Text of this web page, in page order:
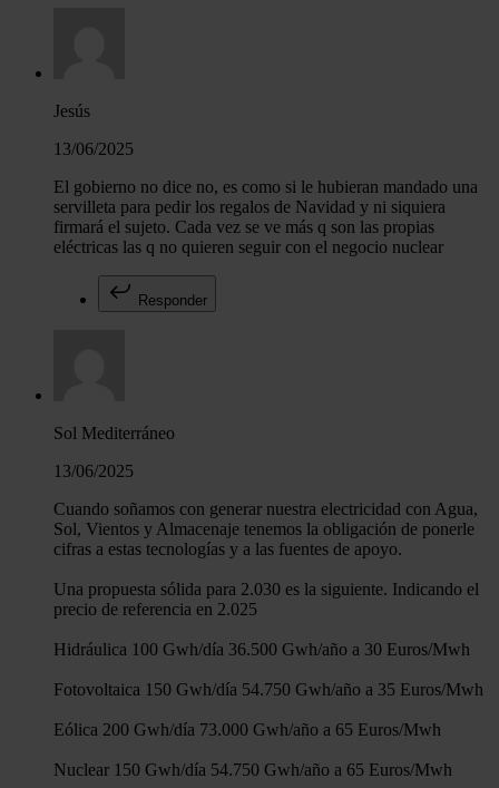
Jesús
13/06/2025
El gobierno no dice no, es como si le hubieran mandado una
servilleta para pedir los regalos de Navidad y ni siquiera
firmará el sujeto. Cada vez se ve más q son las propias
eléctricas las q no quieren seguir con el negocio nuclear
Responder
Sol Mediterráneo
13/06/2025
Cuando soñamos con generar nuestra electricidad con Agua,
Sol, Vientos y Almacenaje tenemos la obligación de ponerle
cifras a estas tecnologías y a las fuentes de apoyo.
Una propuesta sólida para 2.030 es la siguiente. Indicando el
precio de referencia en 2.025
Hidráulica 100 Gwh/día 36.500 Gwh/año a 30 Euros/Mwh
Fotovoltaica 150 Gwh/día 54.750 Gwh/año a 35 Euros/Mwh
Eólica 200 Gwh/día 73.000 Gwh/año a 65 Euros/Mwh
Nuclear 150 Gwh/día 54.750 Gwh/año a 65 Euros/Mwh